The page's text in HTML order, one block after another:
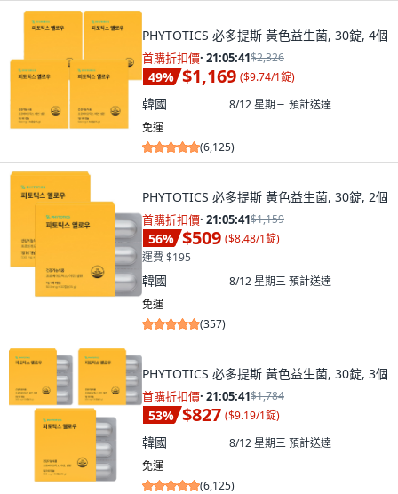
PHYTOTICS 必多提斯 黃色益生菌, 30錠, 4個
首購折扣價· 21:05:40$2,326
49% $1,169 ($9.74/1錠)
韓國 8/12 星期三預計送達
免運
(6,125)
PHYTOTICS 必多提斯 黃色益生菌, 30錠, 2個
首購折扣價· 21:05:40$1,159
56% $509 ($8.48/1錠)
運費 $195
韓國 8/12 星期三預計送達
免運
(357)
PHYTOTICS 必多提斯 黃色益生菌, 30錠, 3個
首購折扣價· 21:05:40$1,784
53% $827 ($9.19/1錠)
韓國 8/12 星期三預計送達
免運
(6,125)